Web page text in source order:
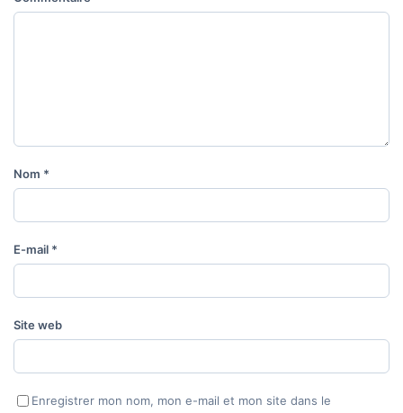
Nom *
E-mail *
Site web
Enregistrer mon nom, mon e-mail et mon site dans le